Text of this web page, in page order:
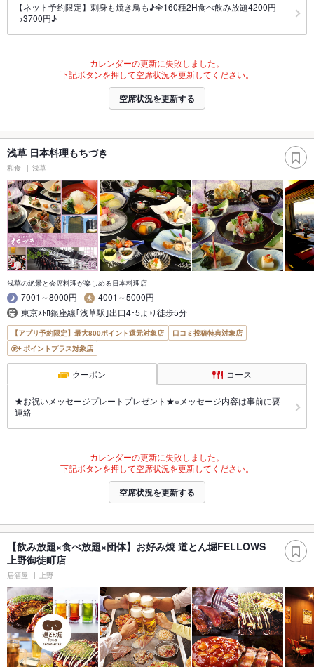
【ネット予約限定】刺身も焼き鳥も♪全160種2H食べ飲み放題4200円
→3700円♪
カレンダーの更新に失敗しました。
下記ボタンを押して空席状況を更新してください。
空席状況を更新する
浅草 日本料理もちづき
和食 浅草
浅草の絶景と会席料理が楽しめる日本料理店
7001～8000円
4001～5000円
東京ﾒﾄﾛ銀座線｢浅草駅｣出口4･5より徒歩5分
【アプリ予約限定】最大800ポイント還元対象店
口コミ投稿特典対象店
ポイントプラス対象店
クーポン コース
★お祝いメッセージプレートプレゼント★※メッセージ内容は事前に要
連絡
カレンダーの更新に失敗しました。
下記ボタンを押して空席状況を更新してください。
空席状況を更新する
【飲み放題×食べ放題×団体】お好み焼 道とん堀FELLOWS
上野御徒町店
居酒屋 上野